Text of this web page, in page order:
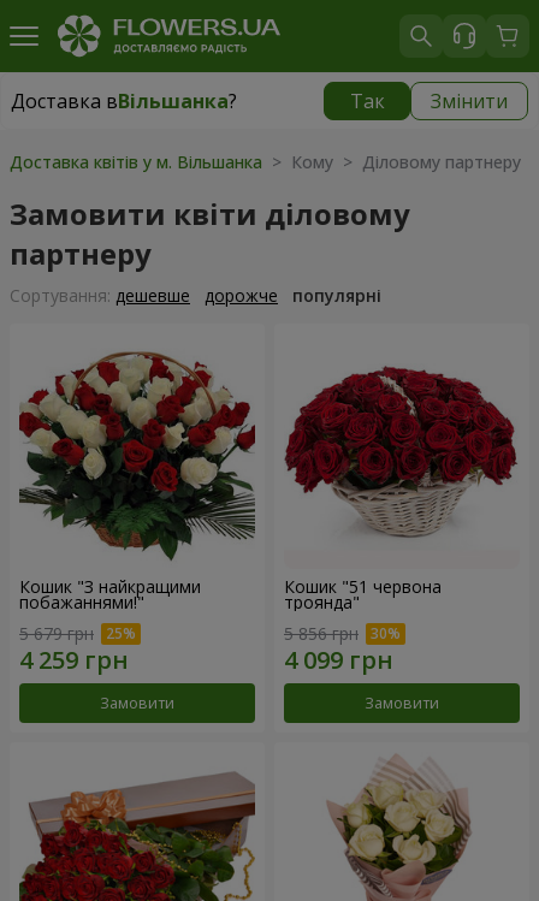
Доставка вВільшанка? Так Змінити
Доставка вВільшанка|
Доставка квітів у м. Вільшанка > Кому > Діловому партнеру
Замовити квіти діловому
партнеру
Сортування: дешевше дорожче популярні
Кошик "З найкращими
побажаннями!"
5 679 грн
Замовити
Кошик "51 червона
троянда"
5 856 грн
Замовити